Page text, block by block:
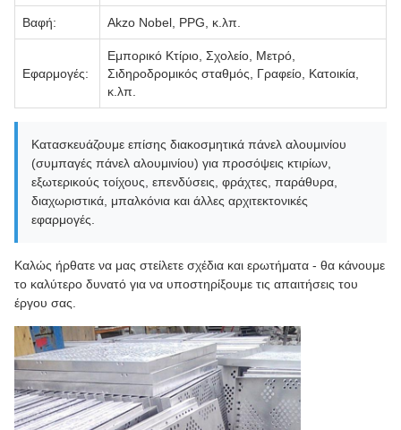
Βαφή: Akzo Nobel, PPG, κ.λπ.
Εφαρμογές:
Εμπορικό Κτίριο, Σχολείο, Μετρό,
Σιδηροδρομικός σταθμός, Γραφείο, Κατοικία,
κ.λπ.
Κατασκευάζουμε επίσης διακοσμητικά πάνελ αλουμινίου
(συμπαγές πάνελ αλουμινίου) για προσόψεις κτιρίων,
εξωτερικούς τοίχους, επενδύσεις, φράχτες, παράθυρα,
διαχωριστικά, μπαλκόνια και άλλες αρχιτεκτονικές
εφαρμογές.
Καλώς ήρθατε να μας στείλετε σχέδια και ερωτήματα - θα κάνουμε
το καλύτερο δυνατό για να υποστηρίξουμε τις απαιτήσεις του
έργου σας.